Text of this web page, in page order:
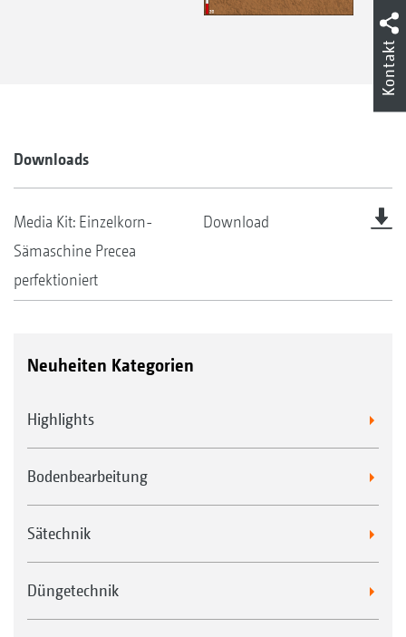
Downloads
Media Kit: Einzelkorn-
Sämaschine Precea
perfektioniert
Download
Neuheiten Kategorien
Highlights
Bodenbearbeitung
Sätechnik
Düngetechnik
Kontakt